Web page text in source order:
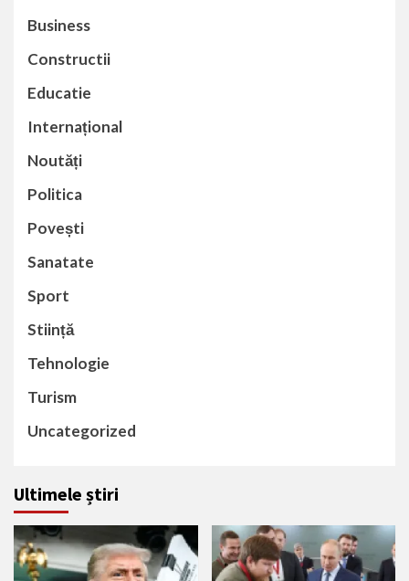
Business
Constructii
Educatie
Internațional
Noutăți
Politica
Povești
Sanatate
Sport
Stiință
Tehnologie
Turism
Uncategorized
Ultimele știri